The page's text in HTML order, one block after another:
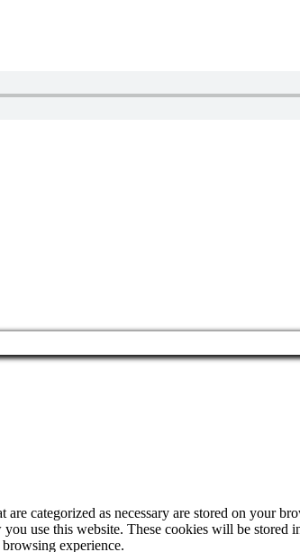
categorized as necessary are stored on your
use this website. These cookies will be stored
experience.